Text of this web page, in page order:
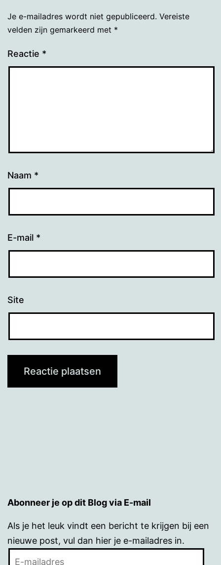
Je e-mailadres wordt niet gepubliceerd. Vereiste
velden zijn gemarkeerd met *
Reactie *
Naam *
E-mail *
Site
Abonneer je op dit Blog via E-mail
Als je het leuk vindt een bericht te krijgen bij een
nieuwe post, vul dan hier je e-mailadres in.